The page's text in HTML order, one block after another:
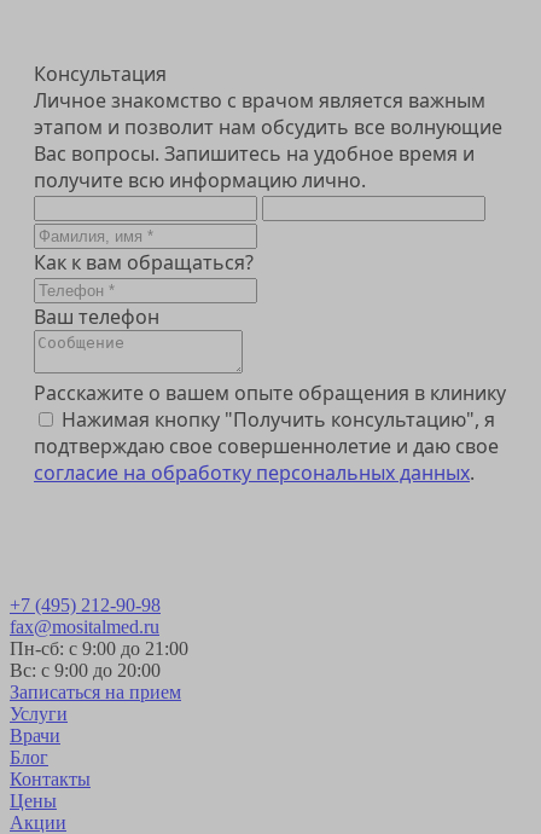
Консультация
Личное знакомство с врачом является важным
этапом и позволит нам обсудить все волнующие
Вас вопросы. Запишитесь на удобное время и
получите всю информацию лично.
Как к вам обращаться?
Ваш телефон
Расскажите о вашем опыте обращения в клинику
Нажимая кнопку "Получить консультацию", я
подтверждаю свое совершеннолетие и даю свое
согласие на обработку персональных данных.
+7 (495) 212-90-98
fax@mositalmed.ru
Пн-сб: с 9:00 до 21:00
Вс: с 9:00 до 20:00
Записаться на прием
Услуги
Врачи
Блог
Контакты
Цены
Акции